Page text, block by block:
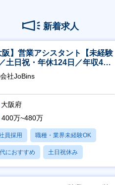
新着求人
阪】営業アシスタント【未経験
土日祝・年休124日／年収400
／転勤なし】
社JoBins
大阪府
400万~480万
員採用 職種・業界未経験OK
におすすめ 土日祝休み
120日以上